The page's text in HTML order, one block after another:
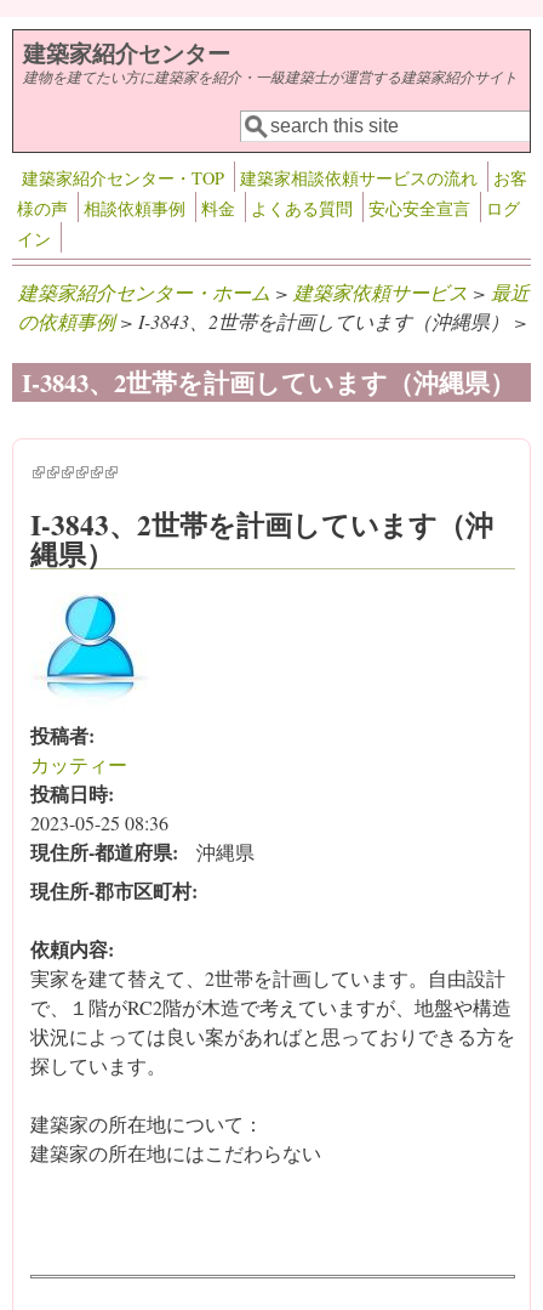
メインコンテンツに移動
建築家紹介センター
建物を建てたい方に建築家を紹介・一級建築士が運営する建築家紹介サイト
検索フォーム
検索
建築家紹介センター・TOP 建築家相談依頼サービスの流れ
お客
様の声
相談依頼事例 料金 よくある質問 安心安全宣言
ログ
イン
建築家紹介センター・ホーム > 建築家依頼サービス > 最近
の依頼事例> I-3843、2世帯を計画しています（沖縄県） >
I-3843、2世帯を計画しています（沖縄県）
(link is external)
(link is external)
(link is external)
(link is external)
(link is external)
(link is external)
I-3843、2世帯を計画しています（沖
縄県）
投稿者:
カッティー
投稿日時:
2023-05-25 08:36
現住所‐都道府県: 沖縄県
現住所‐郡市区町村:
依頼内容:
実家を建て替えて、2世帯を計画しています。自由設計
で、１階がRC2階が木造で考えていますが、地盤や構造
状況によっては良い案があればと思っておりできる方を
探しています。
建築家の所在地について：
建築家の所在地にはこだわらない